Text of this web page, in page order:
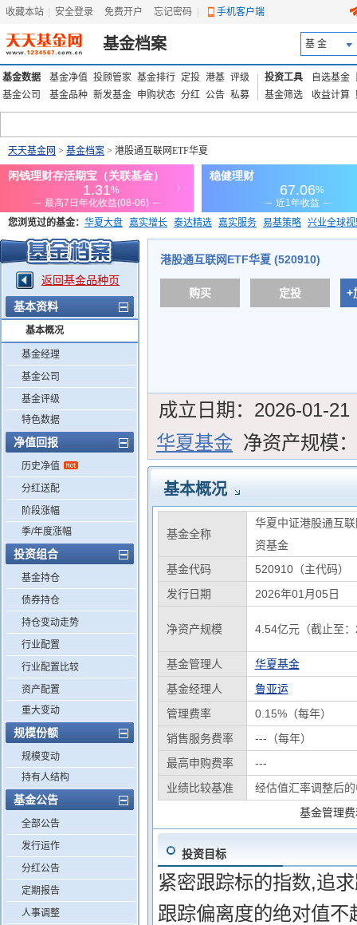
收藏本站 安全登录 免费开户 忘记密码 手机客户端
基金档案 基 金
基金数据 基金净值 投顾管家 基金排行 定投 港基 评级
基金公司
基金品种 新发基金 申购状态 分红 公告 私募
投资工具 自选基金
基金筛选
收益计算
天天基金网 > 基金档案 > 港股通互联网ETF华夏
您浏览过的基金： 华夏大盘 嘉实增长 泰达精选 嘉实服务 易基策略 兴业全球
添富优势 华安宏利 上证180价值ETF
返回基金品种页
基本资料
基本概况
基金经理
基金公司
基金评级
特色数据
净值回报
历史净值
分红送配
阶段涨幅
季/年度涨幅
投资组合
基金持仓
债券持仓
持仓变动走势
行业配置
行业配置比较
资产配置
重大变动
规模份额
规模变动
持有人结构
基金公告
全部公告
发行运作
分红公告
定期报告
人事调整
港股通互联网ETF华夏 (520910)
购买 定投 +
成立日期： 2026-01-21
华夏基金 净资产规模：
基本概况
基金全称
华夏中证港股通互
资基金
基金代码
520910（主代码）
发行日期
2026年01月05日
净资产规模 4.54亿元（截止至
基金管理人
华夏基金
基金经理人
鲁亚运
管理费率
0.15%（每年）
销售服务费率
---（每年）
最高申购费率
---
业绩比较基准
经估值汇率调整后
基金管理
投资目标
紧密跟踪标的指数,追
跟踪偏离度的绝对值